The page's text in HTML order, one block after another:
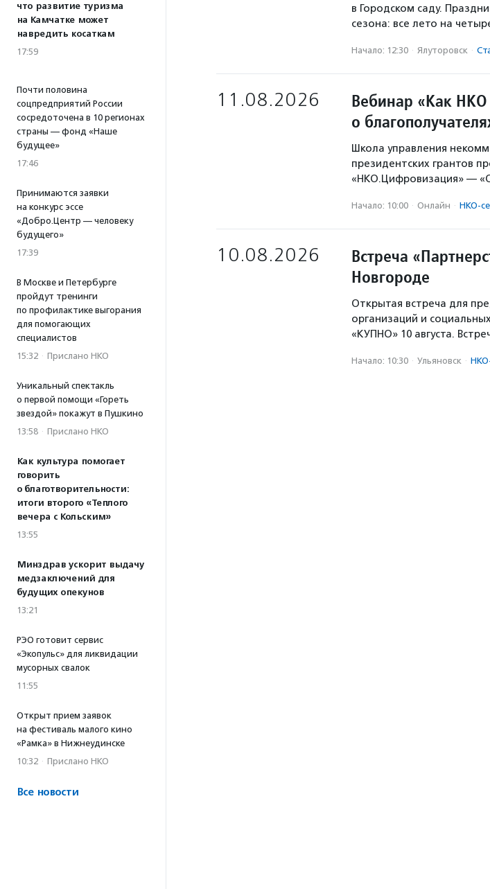
что развитие туризма
на Камчатке может
навредить косаткам
17:59
Почти половина
соцпредприятий России
сосредоточена в 10 регионах
страны — фонд «Наше
будущее»
17:46
Принимаются заявки
на конкурс эссе
«Добро.Центр — человеку
будущего»
17:39
В Москве и Петербурге
пройдут тренинги
по профилактике выгорания
для помогающих
специалистов
15:32 · Прислано НКО
Уникальный спектакль
о первой помощи «Гореть
звездой» покажут в Пушкино
13:58 · Прислано НКО
Как культура помогает
говорить
о благотворительности:
итоги второго «Теплого
вечера с Кольским»
13:55
Минздрав ускорит выдачу
медзаключений для
будущих опекунов
13:21
РЭО готовит сервис
«Экопульс» для ликвидации
мусорных свалок
11:55
Открыт прием заявок
на фестиваль малого кино
«Рамка» в Нижнеудинске
10:32 · Прислано НКО
Все новости
в Городском саду.
сезона: все лето на
Начало: 12:30 · Ялуторовск ·
11.08.2026
Вебинар «Как
о
Школа управления
президентских грантов
«НКО.Цифровизация» —
Начало: 10:00 · Онлайн · НКО-
10.08.2026
Встреча
Новгороде
Открытая встреча для
организаций и
«КУПНО» 10 августа.
Начало: 10:30 · Ульяновск ·